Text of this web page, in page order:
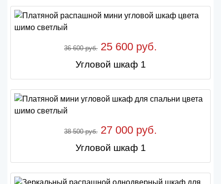
36 600 руб. 25 600 руб.
Угловой шкаф 1
38 500 руб. 27 000 руб.
Угловой шкаф 1